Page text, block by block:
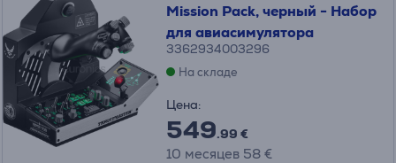
Mission Pack, черный - Набор
для авиасимулятора
3362934003296
На складе
Цена:
549.99 €
10 месяцев 58 €